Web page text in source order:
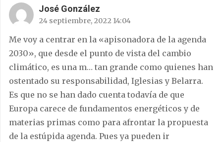
José González
24 septiembre, 2022 14:04
Me voy a centrar en la «apisonadora de la agenda
2030», que desde el punto de vista del cambio
climático, es una m… tan grande como quienes han
ostentado su responsabilidad, Iglesias y Belarra.
Es que no se han dado cuenta todavía de que
Europa carece de fundamentos energéticos y de
materias primas como para afrontar la propuesta
de la estúpida agenda. Pues ya pueden ir